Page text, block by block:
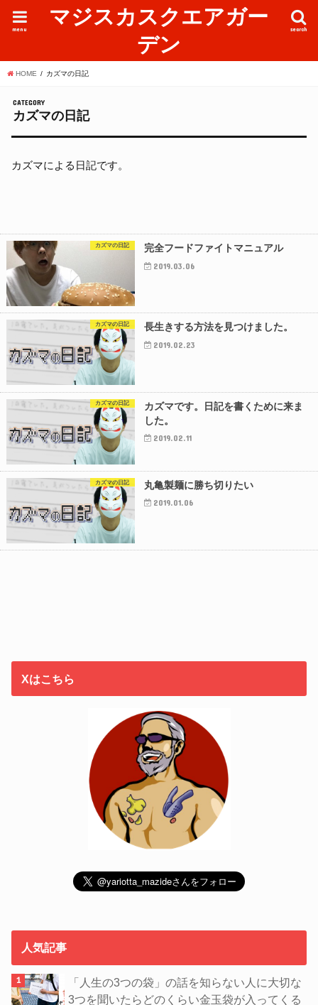
マジスカスクエアガー
デン
search
menu
HOME カズマの日記
CATEGORY
カズマの日記
カズマによる日記です。
カズマの日記 完全フードファイトマニュアル
2019.03.06
カズマの日記 長生きする方法を見つけました。
2019.02.23
カズマの日記
カズマです。日記を書くために来ま
した。
2019.02.11
カズマの日記 丸亀製麺に勝ち切りたい
2019.01.06
Xはこちら
人気記事
「人生の3つの袋」の話を知らない人に大切な
3つを聞いたらどのくらい金玉袋が入ってくる